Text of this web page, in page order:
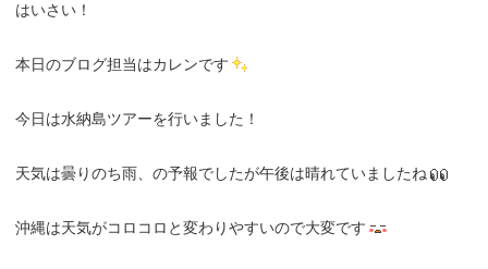
はいさい！
本日のブログ担当はカレンです
今日は水納島ツアーを行いました！
天気は曇りのち雨、の予報でしたが午後は晴れていましたね
沖縄は天気がコロコロと変わりやすいので大変です